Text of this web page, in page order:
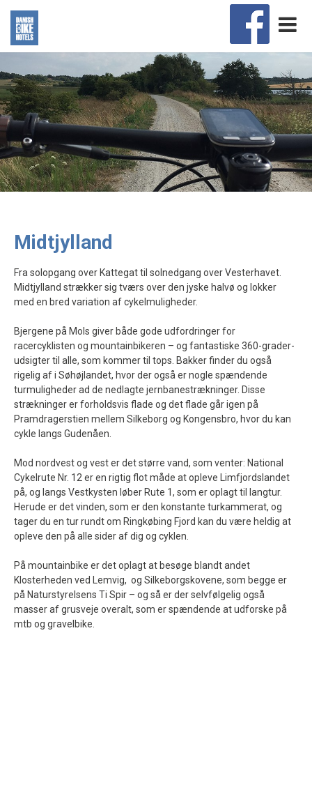
Midtjylland
Fra solopgang over Kattegat til solnedgang over Vesterhavet.
Midtjylland strækker sig tværs over den jyske halvø og lokker
med en bred variation af cykelmuligheder.
Bjergene på Mols giver både gode udfordringer for
racercyklisten og mountainbikeren – og fantastiske 360-grader-
udsigter til alle, som kommer til tops. Bakker finder du også
rigelig af i Søhøjlandet, hvor der også er nogle spændende
turmuligheder ad de nedlagte jernbanestrækninger. Disse
strækninger er forholdsvis flade og det flade går igen på
Pramdragerstien mellem Silkeborg og Kongensbro, hvor du kan
cykle langs Gudenåen.
Mod nordvest og vest er det større vand, som venter: National
Cykelrute Nr. 12 er en rigtig flot måde at opleve Limfjordslandet
på, og langs Vestkysten løber Rute 1, som er oplagt til langtur.
Herude er det vinden, som er den konstante turkammerat, og
tager du en tur rundt om Ringkøbing Fjord kan du være heldig at
opleve den på alle sider af dig og cyklen.
På mountainbike er det oplagt at besøge blandt andet
Klosterheden ved Lemvig, og Silkeborgskovene, som begge er
på Naturstyrelsens Ti Spir – og så er der selvfølgelig også
masser af grusveje overalt, som er spændende at udforske på
mtb og gravelbike.